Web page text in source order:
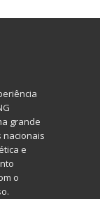
grande
nacionais
e
o